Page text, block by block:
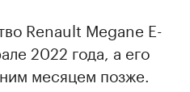
Renault Megane E-
2022 года, а его
месяцем позже.